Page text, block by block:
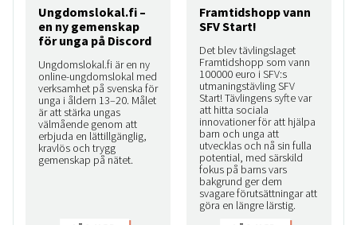
Ungdomslokal.fi –
en ny gemenskap
för unga på Discord
Ungdomslokal.fi är en ny
online-ungdomslokal med
verksamhet på svenska för
unga i åldern 13–20. Målet
är att stärka ungas
välmående genom att
erbjuda en lättillgänglig,
kravlös och trygg
gemenskap på nätet.
Framtidshopp vann
SFV Start!
Det blev tävlingslaget
Framtidshopp som vann
100000 euro i SFV:s
utmaningstävling SFV
Start! Tävlingens syfte var
att hitta sociala
innovationer för att hjälpa
barn och unga att
utvecklas och nå sin fulla
potential, med särskild
fokus på barns vars
bakgrund ger dem
svagare förutsättningar att
göra en längre lärstig.